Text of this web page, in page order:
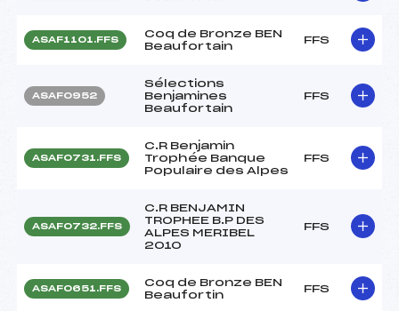
ASAF1101.FFS
Coq de Bronze BEN
Beaufortain
FFS
ASAF0952
Sélections
Benjamines
Beaufortain
FFS
ASAF0731.FFS
C.R Benjamin
Trophée Banque
Populaire des Alpes
FFS
ASAF0732.FFS
C.R BENJAMIN
TROPHEE B.P DES
ALPES MERIBEL
2010
FFS
ASAF0651.FFS
Coq de Bronze BEN
Beaufortin
FFS